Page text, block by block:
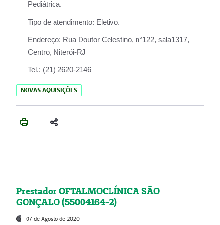
Pediátrica.
Tipo de atendimento: Eletivo.
Endereço: Rua Doutor Celestino, n°122, sala1317,
Centro, Niterói-RJ
Tel.: (21) 2620-2146
NOVAS AQUISIÇÕES
Prestador OFTALMOCLÍNICA SÃO
GONÇALO (55004164-2)
07 de Agosto de 2020